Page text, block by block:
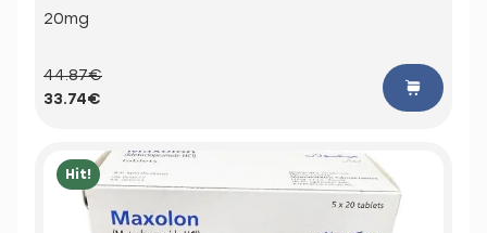
20mg
44.87€
33.74€
Hit!